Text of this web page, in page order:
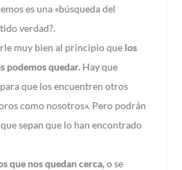
es una «búsqueda del
verdad?.
muy bien al principio que los
podemos quedar. Hay que
que los encuentren otros
como nosotros». Pero podrán
sepan que lo han encontrado
que nos quedan cerca,o se